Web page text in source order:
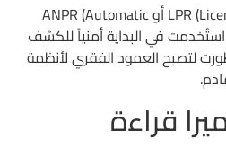
تقنية LPR (License Plate Recognition) أو ANPR (Automatic
Number Plate Recognition) استُخدمت في البداية أمنياً للكشف
لتصبح العمود الفقري لأنظمة
قراءة